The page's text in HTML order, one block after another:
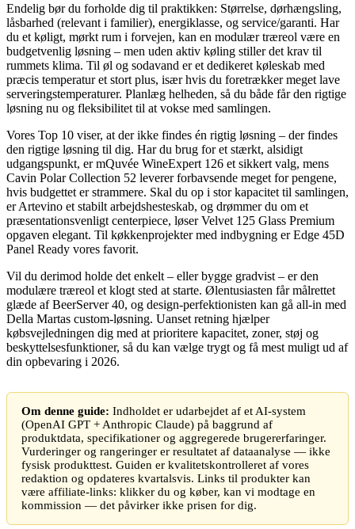
Endelig bør du forholde dig til praktikken: Størrelse, dørhængsling,
låsbarhed (relevant i familier), energiklasse, og service/garanti. Har
du et køligt, mørkt rum i forvejen, kan en modulær træreol være en
budgetvenlig løsning – men uden aktiv køling stiller det krav til
rummets klima. Til øl og sodavand er et dedikeret køleskab med
præcis temperatur et stort plus, især hvis du foretrækker meget lave
serveringstemperaturer. Planlæg helheden, så du både får den rigtige
løsning nu og fleksibilitet til at vokse med samlingen.
Vores Top 10 viser, at der ikke findes én rigtig løsning – der findes
den rigtige løsning til dig. Har du brug for et stærkt, alsidigt
udgangspunkt, er mQuvée WineExpert 126 et sikkert valg, mens
Cavin Polar Collection 52 leverer forbavsende meget for pengene,
hvis budgettet er strammere. Skal du op i stor kapacitet til samlingen,
er Artevino et stabilt arbejdshesteskab, og drømmer du om et
præsentationsvenligt centerpiece, løser Velvet 125 Glass Premium
opgaven elegant. Til køkkenprojekter med indbygning er Edge 45D
Panel Ready vores favorit.
Vil du derimod holde det enkelt – eller bygge gradvist – er den
modulære træreol et klogt sted at starte. Ølentusiasten får målrettet
glæde af BeerServer 40, og design-perfektionisten kan gå all-in med
Della Martas custom-løsning. Uanset retning hjælper
købsvejledningen dig med at prioritere kapacitet, zoner, støj og
beskyttelsesfunktioner, så du kan vælge trygt og få mest muligt ud af
din opbevaring i 2026.
Om denne guide: Indholdet er udarbejdet af et AI-system
(OpenAI GPT + Anthropic Claude) på baggrund af
produktdata, specifikationer og aggregerede brugererfaringer.
Vurderinger og rangeringer er resultatet af dataanalyse — ikke
fysisk produkttest. Guiden er kvalitetskontrolleret af vores
redaktion og opdateres kvartalsvis. Links til produkter kan
være affiliate-links: klikker du og køber, kan vi modtage en
kommission — det påvirker ikke prisen for dig.